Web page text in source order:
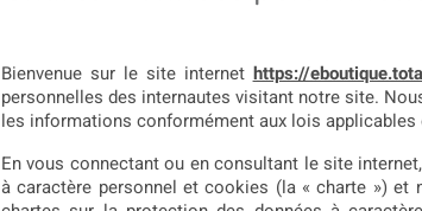
Bienvenue sur le site internet https://
personnelles des internautes visitant notre site.
les informations conformément aux lois
En vous connectant ou en consultant le site
à caractère personnel et cookies (la « charte ») et